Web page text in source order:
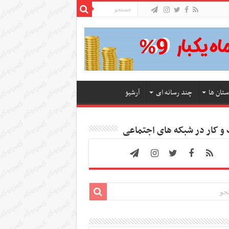
ها چند رسانه ای آرشیو
کار در شبکه های اجتماعی